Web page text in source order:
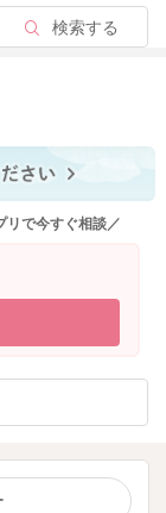
検索する
リで今すぐ相談／